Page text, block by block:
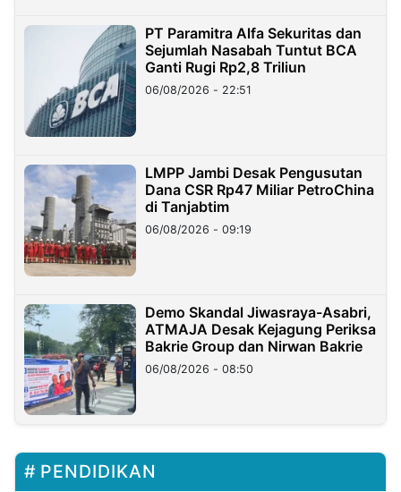
PT Paramitra Alfa Sekuritas dan
Sejumlah Nasabah Tuntut BCA
Ganti Rugi Rp2,8 Triliun
06/08/2026 - 22:51
LMPP Jambi Desak Pengusutan
Dana CSR Rp47 Miliar PetroChina
di Tanjabtim
06/08/2026 - 09:19
Demo Skandal Jiwasraya-Asabri,
ATMAJA Desak Kejagung Periksa
Bakrie Group dan Nirwan Bakrie
06/08/2026 - 08:50
PENDIDIKAN